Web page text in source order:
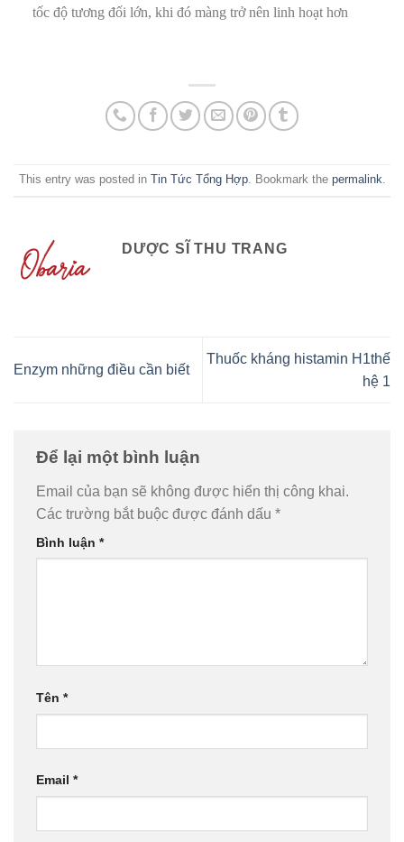
tốc độ tương đối lớn, khi đó màng trở nên linh hoạt hơn
This entry was posted in Tin Tức Tổng Hợp. Bookmark the permalink.
DƯỢC SĨ THU TRANG
Enzym những điều cần biết
Thuốc kháng histamin H1thế
hệ 1
Để lại một bình luận
Email của bạn sẽ không được hiển thị công khai.
Các trường bắt buộc được đánh dấu *
Bình luận *
Tên *
Email *